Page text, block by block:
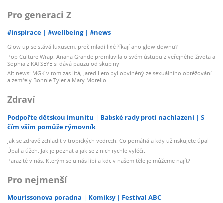
Pro generaci Z
#inspirace #wellbeing #news
Glow up se stává luxusem, proč mladí lidé říkají ano glow downu?
Pop Culture Wrap: Ariana Grande promluvila o svém ústupu z veřejného života a
Sophia z KATSEYE si dává pauzu od skupiny
Alt news: MGK v tom zas lítá, Jared Leto byl obviněný ze sexuálního obtěžování
a zemřely Bonnie Tyler a Mary Morello
Zdraví
Podpořte dětskou imunitu Babské rady proti nachlazení
S
čím vším pomůže rýmovník
Jak se zdravě zchladit v tropických vedrech: Co pomáhá a kdy už riskujete úpal
Úpal a úžeh: Jak je poznat a jak se z nich rychle vyléčit
Parazité v nás: Kterým se u nás líbí a kde v našem těle je můžeme najít?
Pro nejmenší
Mourissonova poradna Komiksy Festival ABC